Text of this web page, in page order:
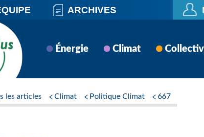
ARCHIVES
Énergie Climat
les articles Climat Politique Climat 667